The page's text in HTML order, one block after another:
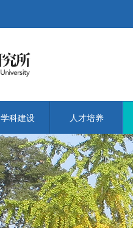
学科建设 人才培养